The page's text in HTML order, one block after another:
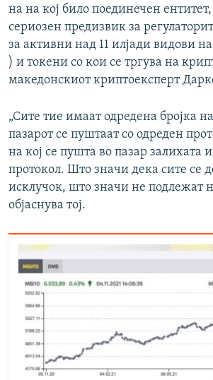
на на кој било поединечен
сериозен предизвик за
за активни над 11 илјади видови
) и токени со кои се тргува на
македонскиот криптоексперт
„Сите тие имаат одредена бројка
пазарот се пуштаат со одреден
на кој се пушта во пазар залихата
протокол. Што значи дека сите се
исклучок, што значи не подлежат
објаснува тој.